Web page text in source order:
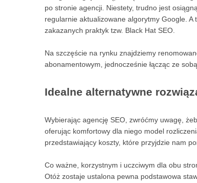
po stronie agencji. Niestety, trudno jest
regularnie aktualizowane algorytmy Google.
zakazanych praktyk tzw. Black Hat SEO.
Na szczęście na rynku znajdziemy
abonamentowym, jednocześnie łącząc ze
Idealne alternatywne
Wybierając agencję SEO, zwróćmy uwagę,
oferując komfortowy dla niego model
przedstawiający koszty, które przyjdzie nam
Co ważne, korzystnym i uczciwym dla obu
Otóż zostaje ustalona pewna podstawowa